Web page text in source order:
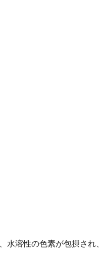
溶性の色素が包摂され、